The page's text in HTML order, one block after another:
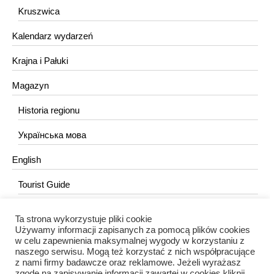
Kruszwica
Kalendarz wydarzeń
Krajna i Pałuki
Magazyn
Historia regionu
Українська мова
English
Tourist Guide
KONTAKT
redakcja@portalkujawski.pl
Ta strona wykorzystuje pliki cookie
Używamy informacji zapisanych za pomocą plików cookies
w celu zapewnienia maksymalnej wygody w korzystaniu z
naszego serwisu. Mogą też korzystać z nich współpracujące
z nami firmy badawcze oraz reklamowe. Jeżeli wyrażasz